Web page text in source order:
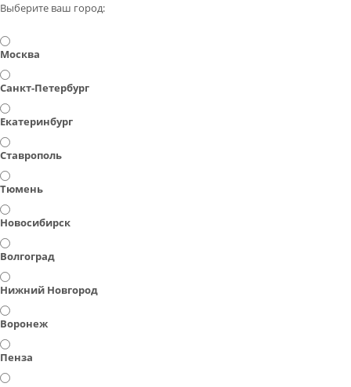
Выберите ваш город:
Москва
Санкт-Петербург
Екатеринбург
Ставрополь
Тюмень
Новосибирск
Волгоград
Нижний Новгород
Воронеж
Пенза